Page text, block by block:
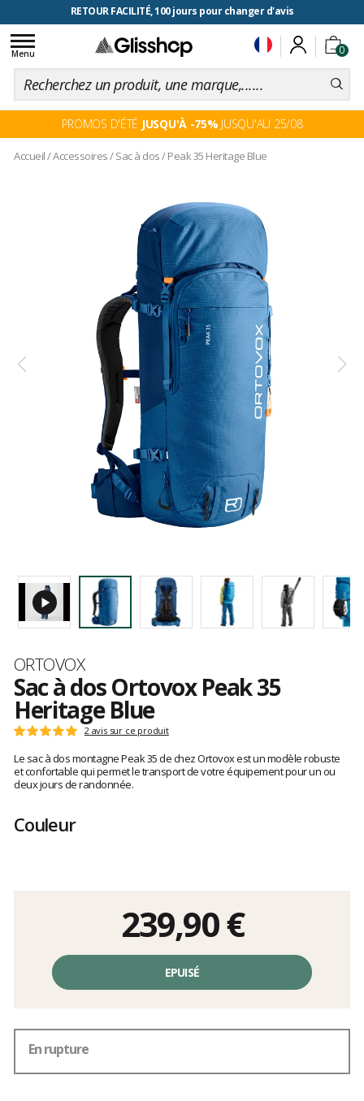
RETOUR FACILITÉ, 100 jours pour changer d'avis
0
Toggle
navigation
Menu
PROMOS D'ÉTÉ JUSQU'À -75% JUSQU'AU 25/08
Accueil/Accessoires/Sac à dos/Peak 35 Heritage Blue
Marque
ORTOVOX
Sac à dos Ortovox Peak 35
Heritage Blue
Les
clients
Note
:
5
sur
2 avis sur ce produit
Le sac à dos montagne Peak 35 de chez Ortovox est un modèle robuste
et confortable qui permet le transport de votre équipement pour un ou
deux jours de randonnée.
Couleur
239,90 €
unitaire,
EPUISÉ
En rupture